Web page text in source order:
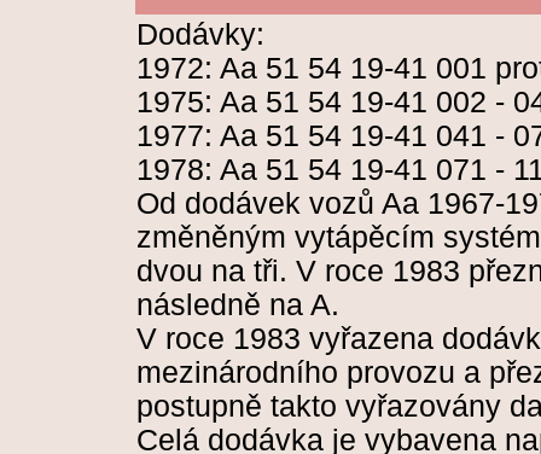
Dodávky:
1972: Aa 51 54 19-41 001
1975: Aa 51 54 19-41 002 -
1977: Aa 51 54 19-41 041 -
1978: Aa 51 54 19-41 071 -
Od dodávek vozů Aa 1967-
změněným vytápěcím
dvou na tři. V roce 1983
následně na A.
V roce 1983 vyřazena
mezinárodního provozu a
postupně takto vyřazovány
Celá dodávka je vybavena